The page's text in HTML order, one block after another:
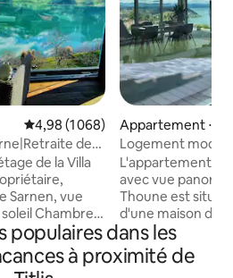
Évaluation moyenne sur la base
4,98 (1 068)
de
de la Villa
Sarnen, vue
Chambre
salon
et salle de
Pour 3 à
Appartement ⋅
Logement
panoramique sur
L'appartement
avec vue
Thoune est situé
d'une maison de
rénovée. Il est
calme du village
pour des
populaires dans les
à proximité de